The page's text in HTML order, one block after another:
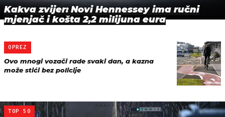
Kakva zvijer: Novi Hennessey ima ručni
mjenjač i košta 2,2 milijuna eura
OPREZ
Ovo mnogi vozači rade svaki dan, a kazna
može stići bez policije
TOP 50